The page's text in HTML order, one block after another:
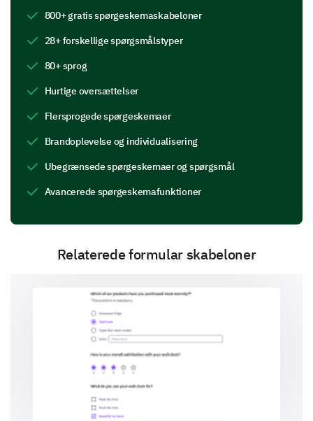
Design
Quality
Value for money
Product Satisfaction and
Recommendations
We'd love to hear your opinions on satisfaction and
improve our product? If yes, please specify.
Based on your experience, would you
recommend our product to others?
800+ gratis spørgeskemaskabeloner
28+ forskellige spørgsmålstyper
80+ sprog
Hurtige oversættelser
Flersprogede spørgeskemaer
Brandoplevelse og individualisering
Ubegrænsede spørgeskemaer og spørgsmål
Avancerede spørgeskemafunktioner
Relaterede formular skabeloner